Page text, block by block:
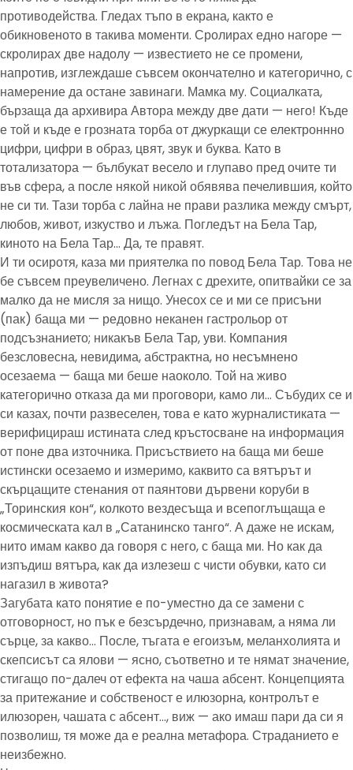
противодейства. Гледах тъпо в екрана, както е
обикновеното в такива моменти. Сролирах едно нагоре —
скролирах две надолу — известието не се промени,
напротив, изглеждаше съвсем окончателно и категорично, с
намерение да остане завинаги. Мамка му. Социалката,
бързаща да архивира Автора между две дати — него! Къде
е той и къде е грозната торба от джуркащи се електроннно
цифри, цифри в образ, цвят, звук и буква. Като в
тотализатора — бълбукат весело и глупаво пред очите ти
във сфера, а после някой никой обявява печелившия, който
не си ти. Тази торба с лайна не прави разлика между смърт,
любов, живот, изкуство и лъжа. Погледът на Бела Тар,
киното на Бела Тар… Да, те правят.
И ти осиротя, каза ми приятелка по повод Бела Тар. Това не
бе съвсем преувеличено. Легнах с дрехите, опитвайки се за
малко да не мисля за нищо. Унесох се и ми се присъни
(пак) баща ми — редовно неканен гастрольор от
подсъзнанието; никакъв Бела Тар, уви. Компания
безсловесна, невидима, абстрактна, но несъмнено
осезаема — баща ми беше наоколо. Той на живо
категорично отказа да ми проговори, камо ли… Събудих се и
си казах, почти развеселен, това е като журналистиката —
верифицираш истината след кръстосване на информация
от поне два източника. Присъствието на баща ми беше
истински осезаемо и измеримо, каквито са вятърът и
скърцащите стенания от паянтови дървени коруби в
„Торинския кон“, колкото вездесъща и всепоглъщаща е
космическата кал в „Сатанинско танго“. А даже не искам,
нито имам какво да говоря с него, с баща ми. Но как да
изпъдиш вятъра, как да излезеш с чисти обувки, като си
нагазил в живота?
Загубата като понятие е по-уместно да се замени с
отговорност, но пък е безсърдечно, признавам, а няма ли
сърце, за какво… После, тъгата е егоизъм, меланхолията и
скепсисът са ялови — ясно, съответно и те нямат значение,
стигащо по-далеч от ефекта на чаша абсент. Концепцията
за притежание и собственост е илюзорна, контролът е
илюзорен, чашата с абсент…, виж — ако имаш пари да си я
позволиш, тя може да е реална метафора. Страданието е
неизбежно.